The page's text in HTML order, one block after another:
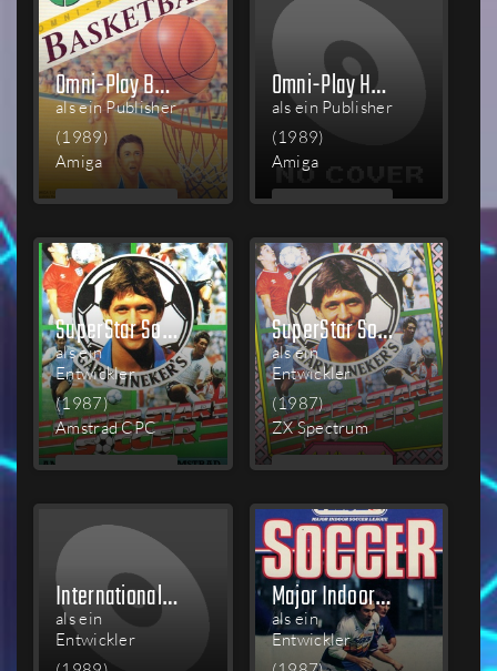
Omni-Play Basketball
als ein Publisher
(1989)
Amiga
MEHR
Omni-Play Horse Racing
als ein Publisher
(1989)
Amiga
MEHR
SuperStar Soccer
als ein
Entwickler
(1987)
Amstrad CPC
MEHR
SuperStar Soccer
als ein
Entwickler
(1987)
ZX Spectrum
MEHR
International Team Sports
als ein
Entwickler
Major Indoor Soccer League
als ein
Entwickler